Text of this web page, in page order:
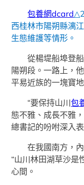
包養網dcard
西桂林市陽朔縣漓
生態維護等情形。
從楊堤船埠登
陽朔段。一路上，
平易近族的一塊寶
“要保持山川包
態不雅、成長不雅
總書記的吩咐深入
在我國南方，
“山川林田湖草沙是
心間。